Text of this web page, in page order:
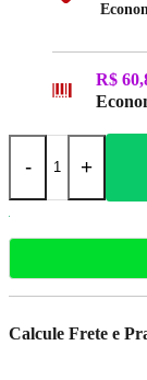
R$
- +
Calcule Frete e